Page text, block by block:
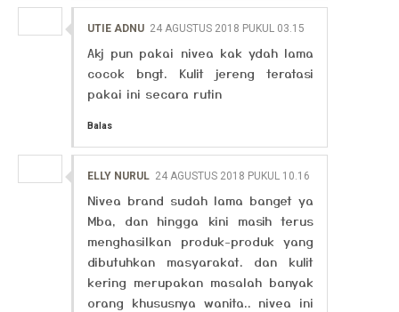
UTIE ADNU 24 AGUSTUS 2018 PUKUL 03.15
Akj pun pakai nivea kak ydah lama
cocok bngt. Kulit jereng teratasi
pakai ini secara rutin
Balas
ELLY NURUL 24 AGUSTUS 2018 PUKUL 10.16
Nivea brand sudah lama banget ya
Mba, dan hingga kini masih terus
menghasilkan produk-produk yang
dibutuhkan masyarakat. dan kulit
kering merupakan masalah banyak
orang khususnya wanita.. nivea ini